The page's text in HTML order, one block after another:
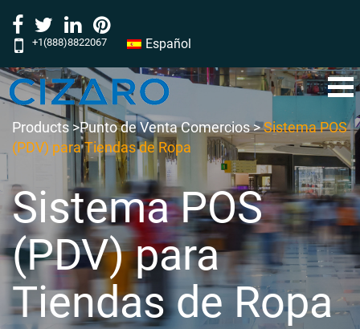
+1(888)8822067 Español
Products >Punto de Venta Comercios>Sistema POS
(PDV) para Tiendas de Ropa
Sistema POS
(PDV) para
Tiendas de Ropa